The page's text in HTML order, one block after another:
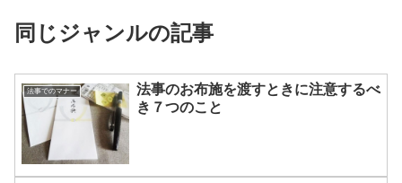
同じジャンルの記事
法事でのマナー
法事のお布施を渡すときに注意するべ
き７つのこと